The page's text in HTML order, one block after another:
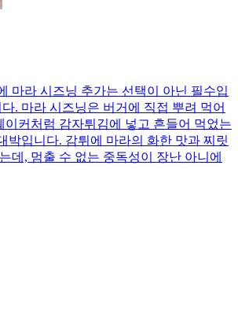
마라 시즈닝 추가는 선택이 아닌 필수입
. 마라 시즈닝은 버거에 직접 뿌려 먹어
이커처럼 감자튀김에 넣고 흔들어 먹었는
박입니다. 감튀에 마라의 화한 맛과 찌릿
데, 멈출 수 없는 중독성이 장난 아니에